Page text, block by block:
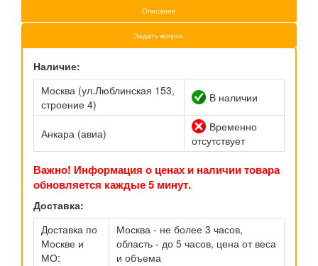
Описание
Задать вопрос
Наличие:
Москва (ул.Люблинская 153,
строение 4)
В наличии
Анкара (авиа)
Временно
отсутствует
Важно! Информация о ценах и наличии товара
обновляется каждые 5 минут.
Доставка:
Доставка по
Москве и
МО:
Москва - не более 3 часов,
область - до 5 часов, цена от веса
и объема